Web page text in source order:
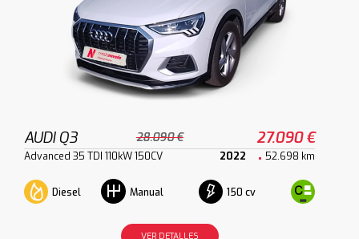
AUDI Q3 28.090 € 27.090 €
Advanced 35 TDI 110kW 150CV 2022 52.698 km
Diesel Manual 150 cv
VER DETALLES